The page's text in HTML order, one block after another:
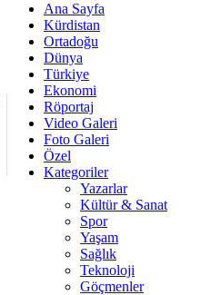
Ana Sayfa
Kürdistan
Ortadoğu
Dünya
Türkiye
Ekonomi
Röportaj
Video Galeri
Foto Galeri
Özel
Kategoriler
Yazarlar
Kültür & Sanat
Spor
Yaşam
Sağlık
Teknoloji
Göçmenler